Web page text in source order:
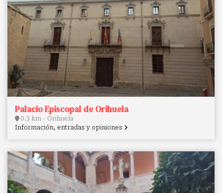
Palacio Episcopal de Orihuela
0.3 km - Orihuela
Información, entradas y opiniones